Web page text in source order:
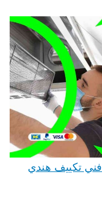
تصليح مكيفات الفيحاء 98025055 فني تكييف هندي